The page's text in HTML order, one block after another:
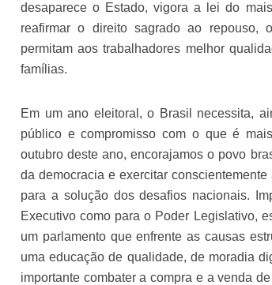
desaparece o Estado, vigora a lei do
reafirmar o direito sagrado ao repouso,
permitam aos trabalhadores melhor
famílias.
Em um ano eleitoral, o Brasil necessita,
público e compromisso com o que é
outubro deste ano, encorajamos o povo
da democracia e exercitar
para a solução dos desafios nacionais.
Executivo como para o Poder Legislativo,
um parlamento que enfrente as causas
uma educação de qualidade, de moradia
importante combater a compra e a venda